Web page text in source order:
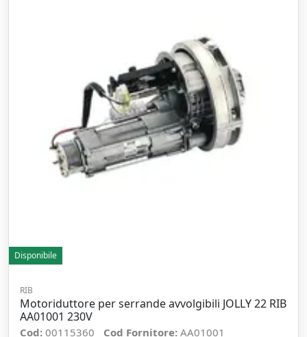
Disponibile
RIB
Motoriduttore per serrande avvolgibili JOLLY 22 RIB
AA01001 230V
Cod: 00115360 Cod Fornitore: AA01001